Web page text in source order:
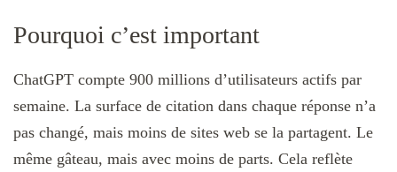
Pourquoi c’est important
ChatGPT compte 900 millions d’utilisateurs actifs par
semaine. La surface de citation dans chaque réponse n’a
pas changé, mais moins de sites web se la partagent. Le
même gâteau, mais avec moins de parts. Cela reflète